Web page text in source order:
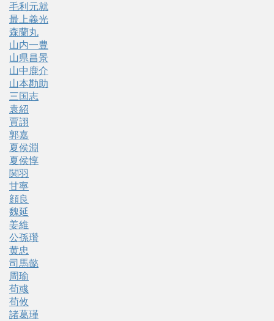
毛利元就
最上義光
森蘭丸
山内一豊
山県昌景
山中鹿介
山本勘助
三国志
袁紹
賈詡
郭嘉
夏侯淵
夏侯惇
関羽
甘寧
顔良
魏延
姜維
公孫瓚
黄忠
司馬懿
周瑜
荀彧
荀攸
諸葛瑾